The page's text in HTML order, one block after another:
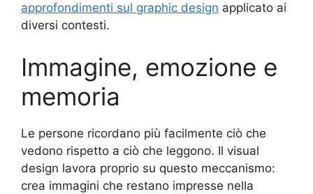
approfondimenti sul graphic design applicato ai
diversi contesti.
Immagine, emozione e
memoria
Le persone ricordano più facilmente ciò che
vedono rispetto a ciò che leggono. Il visual
design lavora proprio su questo meccanismo:
crea immagini che restano impresse nella